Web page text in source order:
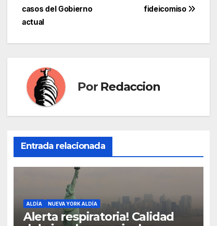
entradas
fideicomiso
casos del Gobierno
actual
Por Redaccion
Entrada relacionada
ALDÍA NUEVA YORK ALDÍA
Alerta respiratoria! Calidad